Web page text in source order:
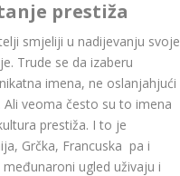
prestiža
smjeliji u nadijevanju svoje
Trude se da izaberu
imena, ne oslanjahjući
Ali veoma često su to imena
prestiža. I to je
Grčka, Francuska pa i
ugled uživaju i